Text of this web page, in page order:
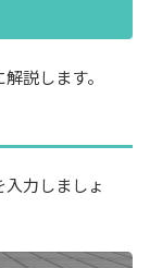
説します。
力しましょ